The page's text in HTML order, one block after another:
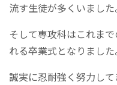
流す生徒が多くいました
そして専攻科はこれま
れる卒業式となりました
誠実に忍耐強く努力し